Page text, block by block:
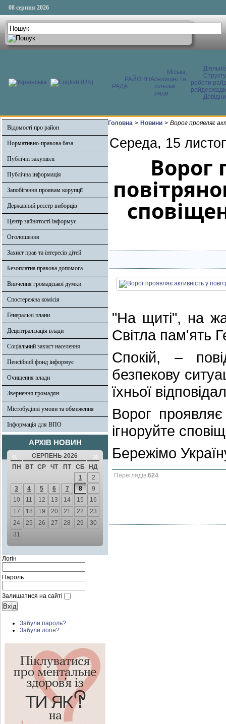
08 серпня 2026
РАЙОННА
РАДА
Міська,
селищні та
сільські
ради
роботи
Відомості про район
Нормативно-правова база
Публічні закупівлі
Публічна інформація
Запобігання проявам корупції
Державний реєстр виборців
Центр зайнятості інформує
Оголошення
Захист прав та інтересів дітей
Безоплатна правова допомога
Вивчення громадської думки
Спостережна комісія
Генеральні плани
Децентралізація влади
Соціальний захист населення
Пенсійний фонд інформує
Очищення влади
Звернення громадян
Містобудівні умови та обмеження
Інформація для ВПО
АРХІВ НОВИН
« СЕРПЕНЬ 2026 »
ПН ВТ СР ЧТ ПТ СБ
НД
1
2
3
4 5 6 7 8
9
10
11 12 13 14 15
16
17
18 19 20 21 22
23
24
25 26 27 28 29
30
31
Логін
Пароль
Залишатися на сайті
Забули пароль?
Забули логін?
Головна > Новини > Ворог проявляє
Середа, 15
Ворог
"На щиті", на
Світла пам'ять
Спокій, –
безпекову
їхньої
Ворог
ігноруйте
Бережімо
Переглядів 624